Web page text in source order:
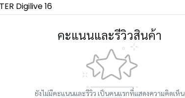
Digilive 16
คะแนนและรีวิวสินค้า
ยังไม่มีคะแนนและรีวิว เป็นคนแรกที่แสดงความคิดเห็น